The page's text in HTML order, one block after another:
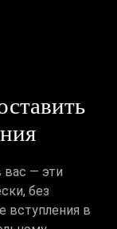
— эти
без
вступления в